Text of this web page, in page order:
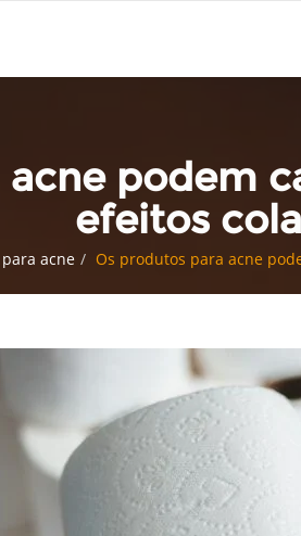
podem
efeitos
acne Os produtos para acne